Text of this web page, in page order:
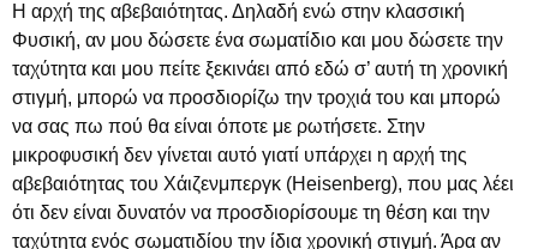
Η αρχή της αβεβαιότητας. Δηλαδή ενώ στην κλασσική
Φυσική, αν μου δώσετε ένα σωματίδιο και μου δώσετε την
ταχύτητα και μου πείτε ξεκινάει από εδώ σ’ αυτή τη χρονική
στιγμή, μπορώ να προσδιορίζω την τροχιά του και μπορώ
να σας πω πού θα είναι όποτε με ρωτήσετε. Στην
μικροφυσική δεν γίνεται αυτό γιατί υπάρχει η αρχή της
αβεβαιότητας του Χάιζενμπεργκ (Heisenberg), που μας λέει
ότι δεν είναι δυνατόν να προσδιορίσουμε τη θέση και την
ταχύτητα ενός σωματιδίου την ίδια χρονική στιγμή. Άρα αν